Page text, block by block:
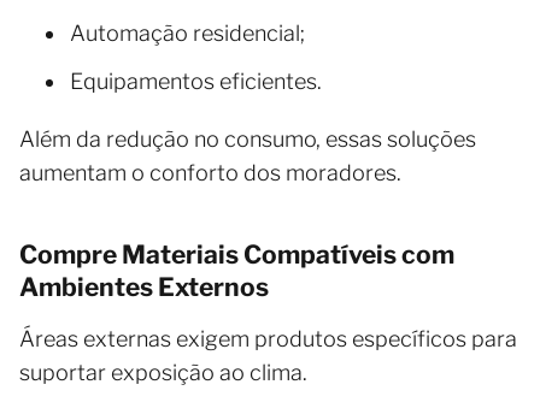
Automação residencial;
Equipamentos eficientes.
Além da redução no consumo, essas soluções
aumentam o conforto dos moradores.
Compre Materiais Compatíveis com
Ambientes Externos
Áreas externas exigem produtos específicos para
suportar exposição ao clima.